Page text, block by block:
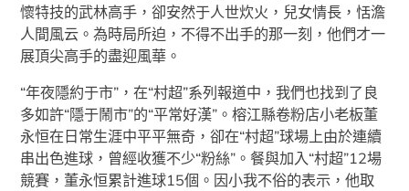
懷特技的武林高手，卻安然于人世炊火，兒女情長，恬澹
人間風云。為時局所迫，不得不出手的那一刻，他們才一
展頂尖高手的盡迎風華。
“年夜隱約于市”，在“村超”系列報道中，我們也找到了良
多如許“隱于鬧市”的“平常好漢”。榕江縣卷粉店小老板董
永恒在日常生涯中平平無奇，卻在“村超”球場上由於連續
串出色進球，曾經收獲不少“粉絲”。餐與加入“村超”12場
競賽，董永恒累計進球15個。因小我不俗的表示，他取